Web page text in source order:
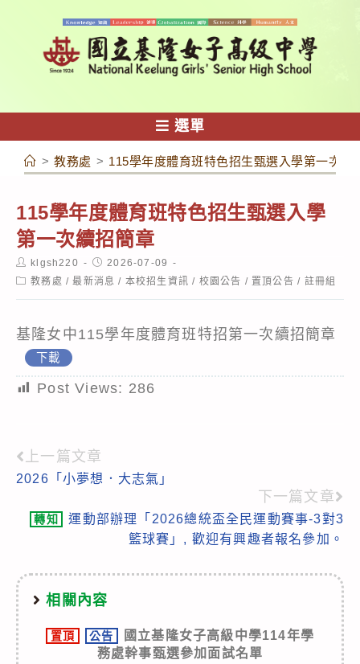
容
選單
> 教務處 > 115學年度體育班特色招生甄選入學第一次續
115學年度體育班特色招生甄選入學
第一次續招簡章
Post
author:
klgsh220
Post
published:
2026-07-09
Post教務處 / 最新消息 / 本校招生資訊 / 校園公告 / 置頂公告 / 註冊組
基隆女中115學年度體育班特招第一次續招簡章
下載
Post Views: 286
Read
more
articles
上一篇文章
2026「小夢想．大志氣」
下一篇文章
轉知
運動部辦理「2026總統盃全民運動賽事-3對3
籃球賽」, 歡迎有興趣者報名參加。
相關內容
置頂 公告
國立基隆女子高級中學114年學
務處幹事甄選參加面試名單